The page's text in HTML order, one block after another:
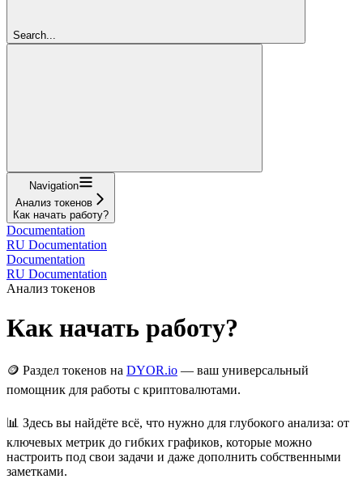
Search...
Navigation
Анализ токенов
Как начать работу?
Documentation
RU Documentation
Documentation
RU Documentation
Анализ токенов
Как начать работу?
🪙 Раздел токенов на DYOR.io — ваш универсальный
помощник для работы с криптовалютами.
📊 Здесь вы найдёте всё, что нужно для глубокого анализа: от
ключевых метрик до гибких графиков, которые можно
настроить под свои задачи и даже дополнить собственными
заметками.